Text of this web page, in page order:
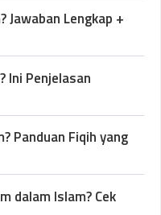
Jawaban Lengkap +
Ini Penjelasan
Panduan Fiqih yang
dalam Islam? Cek